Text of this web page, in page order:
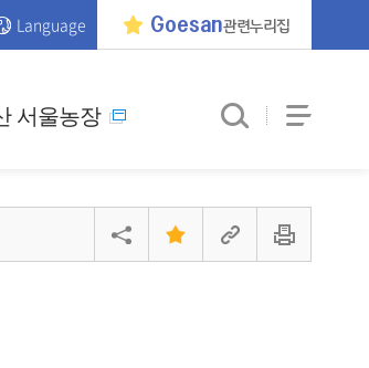
Language Goesan관련누리집
서울농장